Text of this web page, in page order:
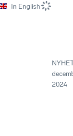
In English
2024